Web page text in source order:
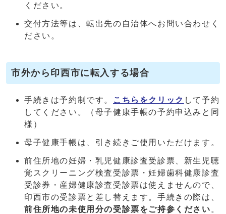
ください。
交付方法等は、転出先の自治体へお問い合わせく
ださい。
市外から印西市に転入する場合
手続きは予約制です。 こちらをクリック して予約
してください。（母子健康手帳の予約申込みと同
様）
母子健康手帳は、引き続きご使用いただけます。
前住所地の妊婦・乳児健康診査受診票、新生児聴
覚スクリーニング検査受診票・妊婦歯科健康診査
受診券・産婦健康診査受診票は使えませんので、
印西市の受診票と差し替えます。手続きの際は、
前住所地の未使用分の受診票をご持参ください 。